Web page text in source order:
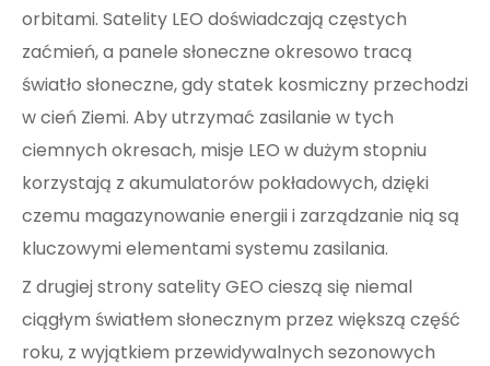
orbitami. Satelity LEO doświadczają częstych
zaćmień, a panele słoneczne okresowo tracą
światło słoneczne, gdy statek kosmiczny przechodzi
w cień Ziemi. Aby utrzymać zasilanie w tych
ciemnych okresach, misje LEO w dużym stopniu
korzystają z akumulatorów pokładowych, dzięki
czemu magazynowanie energii i zarządzanie nią są
kluczowymi elementami systemu zasilania.
Z drugiej strony satelity GEO cieszą się niemal
ciągłym światłem słonecznym przez większą część
roku, z wyjątkiem przewidywalnych sezonowych